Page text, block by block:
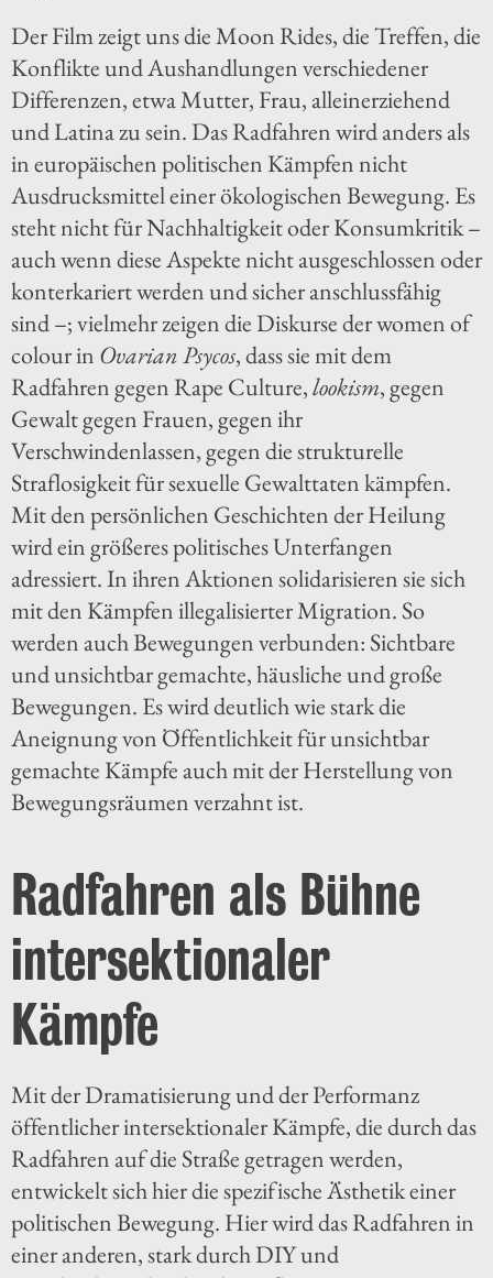
Der Film zeigt uns die Moon Rides, die Treffen, die
Konflikte und Aushandlungen verschiedener
Differenzen, etwa Mutter, Frau, alleinerziehend
und Latina zu sein. Das Radfahren wird anders als
in europäischen politischen Kämpfen nicht
Ausdrucksmittel einer ökologischen Bewegung. Es
steht nicht für Nachhaltigkeit oder Konsumkritik –
auch wenn diese Aspekte nicht ausgeschlossen oder
konterkariert werden und sicher anschlussfähig
sind –; vielmehr zeigen die Diskurse der women of
colour in Ovarian Psycos, dass sie mit dem
Radfahren gegen Rape Culture,lookism, gegen
Gewalt gegen Frauen, gegen ihr
Verschwindenlassen, gegen die strukturelle
Straflosigkeit für sexuelle Gewalttaten kämpfen.
Mit den persönlichen Geschichten der Heilung
wird ein größeres politisches Unterfangen
adressiert. In ihren Aktionen solidarisieren sie sich
mit den Kämpfen illegalisierter Migration. So
werden auch Bewegungen verbunden: Sichtbare
und unsichtbar gemachte, häusliche und große
Bewegungen. Es wird deutlich wie stark die
Aneignung von Öffentlichkeit für unsichtbar
gemachte Kämpfe auch mit der Herstellung von
Bewegungsräumen verzahnt ist.
Radfahren als Bühne
intersektionaler
Kämpfe
Mit der Dramatisierung und der Performanz
öffentlicher intersektionaler Kämpfe, die durch das
Radfahren auf die Straße getragen werden,
entwickelt sich hier die spezifische Ästhetik einer
politischen Bewegung. Hier wird das Radfahren in
einer anderen, stark durch DIY und